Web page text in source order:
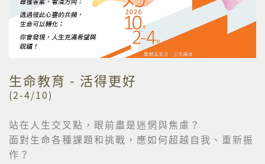
生命教育 - 活得更好
(2-4/10)
站在人生交叉點，眼前盡是迷惘與焦慮？
面對生命各種課題和挑戰，應如何超越自我、重新振
作？